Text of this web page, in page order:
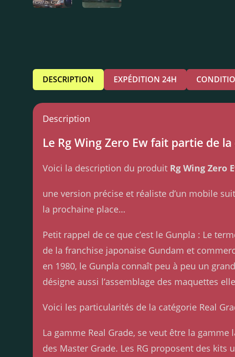
DESCRIPTION EXPÉDITION 24H
Description
Le Rg Wing Zero Ew fait partie de
Voici la description du produit Rg Wing Zero
une version précise et réaliste d’un mobile
la prochaine place…
Petit rappel de ce que c’est le Gunpla : Le
de la franchise japonaise Gundam et
en 1980, le Gunpla connaît peu à peu un
désigne aussi l’assemblage des maquettes
Voici les particularités de la catégorie Real
La gamme Real Grade, se veut être la
des Master Grade. Les RG proposent des